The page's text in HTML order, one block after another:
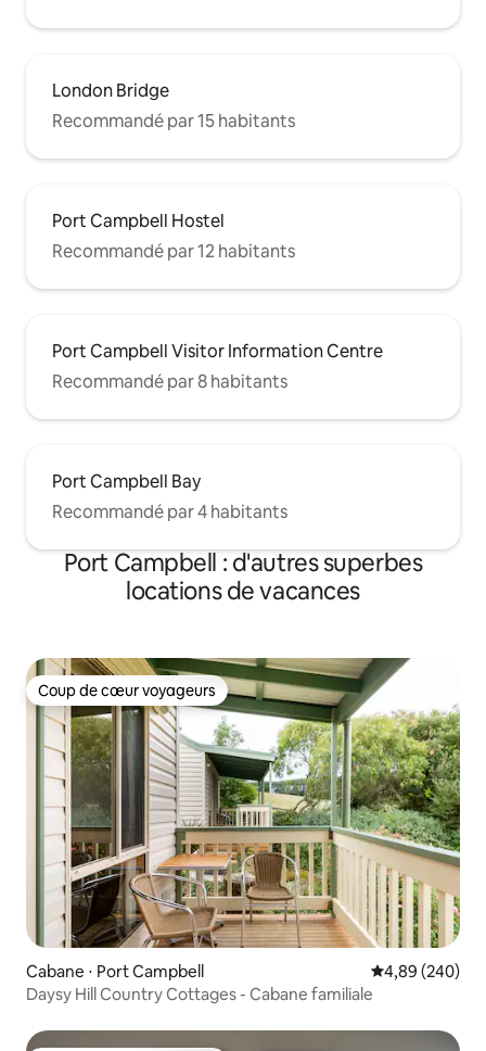
London Bridge
Recommandé par 15 habitants
Port Campbell Hostel
Recommandé par 12 habitants
Port Campbell Visitor Information Centre
Recommandé par 8 habitants
Port Campbell Bay
Recommandé par 4 habitants
Port Campbell : d'autres superbes
locations de vacances
Coup de cœur voyageurs
Coup de cœur voyageurs
Cabane ⋅ Port Campbell Évaluation
4,89 (240)
Daysy Hill Country Cottages - Cabane familiale